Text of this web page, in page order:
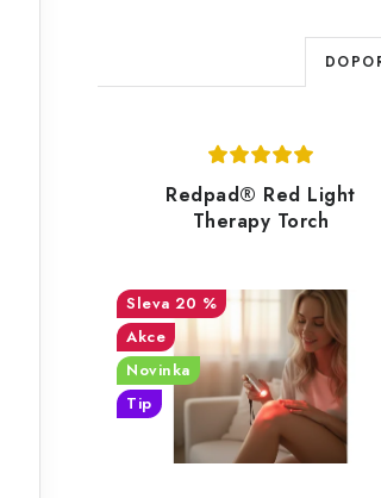
Ř
a
z
e
n
í
p
r
o
d
p
Redpad® Red Light
Therapy Torch
20 %
Akce
Novinka
Tip